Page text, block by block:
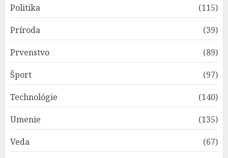
Politika
(115)
Príroda
(39)
Prvenstvo
(89)
Šport
(97)
Technológie
(140)
Umenie
(135)
Veda
(67)